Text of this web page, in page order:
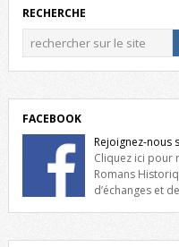
RECHERCHE
FACEBOOK
Rejoignez-nous
Cliquez ici pour
Romans
d’échanges et